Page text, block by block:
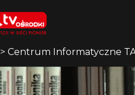
> Centrum Informatyczne